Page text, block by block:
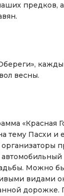
предков,
весны.
«Красная
тему Пасхи и
Можно
видами
дорожке.